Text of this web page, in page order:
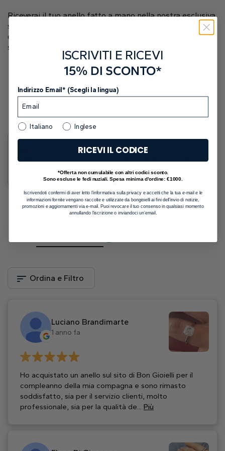
E-F
EX-VG (Eccellente-Molto Buono)
Simmetria EX-VG
Riceverai il tuo anello fatto a mano nella nostra esclusiva
scatola blu con cielo stellato, accompagnato dal
certificato di autenticità diamanti GIA o IGI e da gadget
selezionati, pronto per il tuo momento speciale.
5
Lascia una recensione
Trustpilot
Lascia una recensione
Ordina e Filtro
Luciano Brandimarte
1 anno fa
Ho acquistato un anello sul sito di Bon Gioielli per il
compleanno della mia compagna e sono rimasto
soddisfatto, sia per il servizio clienti, molto
professionale, sia per la qualità de... Più
ISCRIVITI E RICEVI
15% DI SCONTO*
Indirizzo Email* (Scegli la lingua)
Italiano Inglese
RICEVI IL CODICE
*Offerta non cumulabile con altri codici sconto.
Sono escluse le fedi nuziali. Spesa minima d’ordine: €1000.
Iscrivendoti confermi di aver letto l’informativa sulla privacy e accetti che la tua e-mail e le
informazioni fornite vengano raccolte e utilizzate da bongioielli ai fini dell’invio di notizie,
promozioni e aggiornamenti via e-mail. Puoi revocare il tuo consenso in qualsiasi momento
annullando l’iscrizione o inviandoci un’email.